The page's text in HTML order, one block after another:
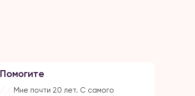
Помогите
Мне почти 20 лет. С самого